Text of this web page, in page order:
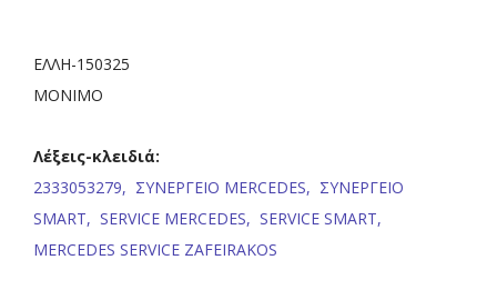
ΕΛΛΗ-150325
ΜΟΝΙΜΟ
Λέξεις-κλειδιά:
2333053279, ΣΥΝΕΡΓΕΙΟ MERCEDES, ΣΥΝΕΡΓΕΙΟ
SMART, SERVICE MERCEDES, SERVICE SMART,
MERCEDES SERVICE ZAFEIRAKOS